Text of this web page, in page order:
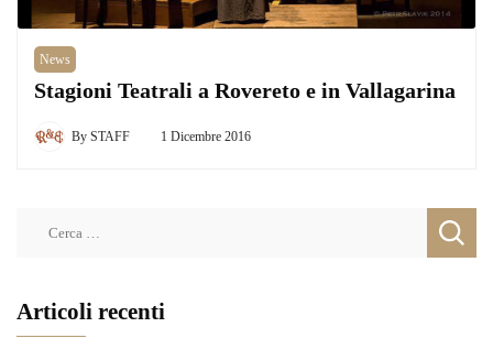
News
Stagioni Teatrali a Rovereto e in Vallagarina
By STAFF 1 Dicembre 2016
Articoli recenti